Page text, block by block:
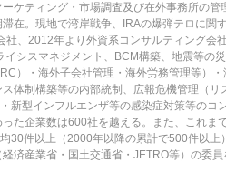
ケティング・市場調査及び在外事務所の管
在。現地で湾岸戦争、IRAの爆弾テロに関
、2012年より外資系コンサルティング会
シスマネジメント、BCM構築、地震等の
）・海外子会社管理・海外労務管理等）
体制構築等の内部統制、広報危機管理（リ
新型インフルエンザ等の感染症対策等のコ
た企業数は600社を越える。また、これま
30件以上（2000年以降の累計で500件以上
済産業省・国土交通省・JETRO等）の委員